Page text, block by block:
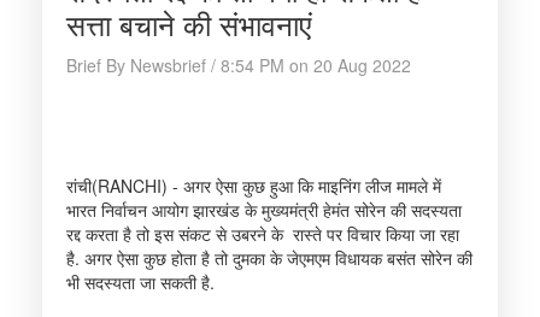
सत्ता बचाने की संभावनाएं
Brief By Newsbrief / 8:54 PM on 20 Aug 2022
रांची(RANCHI) - अगर ऐसा कुछ हुआ कि माइनिंग लीज मामले में
भारत निर्वाचन आयोग झारखंड के मुख्यमंत्री हेमंत सोरेन की सदस्यता
रद्द करता है तो इस संकट से उबरने के रास्ते पर विचार किया जा रहा
है. अगर ऐसा कुछ होता है तो दुमका के जेएमएम विधायक बसंत सोरेन की
भी सदस्यता जा सकती है.